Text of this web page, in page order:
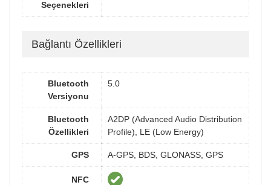
Seçenekleri
Bağlantı Özellikleri
Bluetooth
Versiyonu
5.0
Bluetooth
Özellikleri
A2DP (Advanced Audio Distribution
Profile), LE (Low Energy)
GPS A-GPS, BDS, GLONASS, GPS
NFC